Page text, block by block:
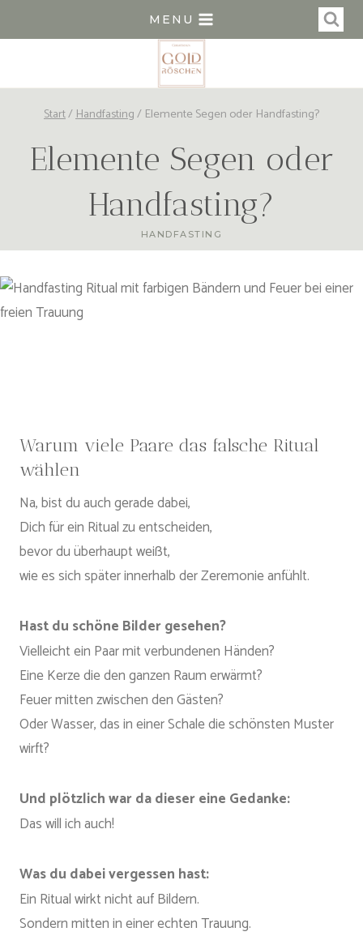
Inhalt
MENU
Start/Handfasting/ Elemente Segen oder Handfasting?
Elemente Segen oder
Handfasting?
HANDFASTING
Warum viele Paare das falsche Ritual
wählen
Na, bist du auch gerade dabei,
Dich für ein Ritual zu entscheiden,
bevor du überhaupt weißt,
wie es sich später innerhalb der Zeremonie anfühlt.
Hast du schöne Bilder gesehen?
Vielleicht ein Paar mit verbundenen Händen?
Eine Kerze die den ganzen Raum erwärmt?
Feuer mitten zwischen den Gästen?
Oder Wasser, das in einer Schale die schönsten Muster
wirft?
Und plötzlich war da dieser eine Gedanke:
Das will ich auch!
Was du dabei vergessen hast:
Ein Ritual wirkt nicht auf Bildern.
Sondern mitten in einer echten Trauung.